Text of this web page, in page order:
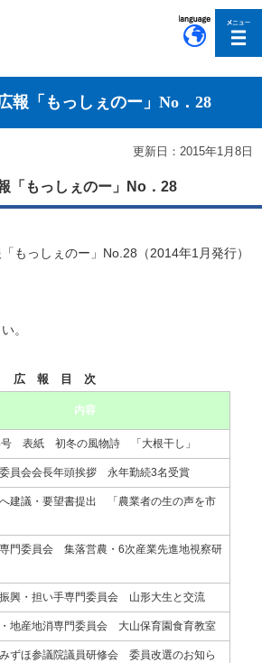
報「もっしぇのー」No．28
更新日：2015年1月8日
「もっしぇのー」No．28
もっしぇのー」No.28（2014年1月発行）
。
広 報 目 次
内容
紙 初冬の風物詩 「大根干し」
会長年頭挨拶 永年勤続3名受賞
・要望書提出 「農業者の生の声を市
員会 集落営農・6次産業先進地視察研
担い手専門委員会 山形大生と交流
地消専門委員会 大山保育園食育教室
参議院議員研修会 委員改選のお知ら